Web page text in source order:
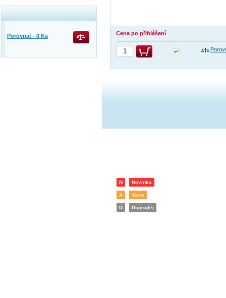
Cena po přihlášení
N Novinka
A Akce
D Doprodej
Porovnat - 0 Ks